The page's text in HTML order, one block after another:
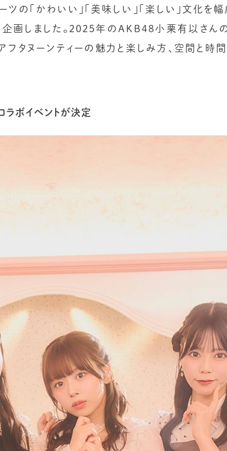
ツの「かわいい」「美味しい」「楽しい」文化を
企画しました。2025年のAKB48小栗有以さん
フタヌーンティーの魅力と楽しみ方、空間と時
ラボイベントが決定